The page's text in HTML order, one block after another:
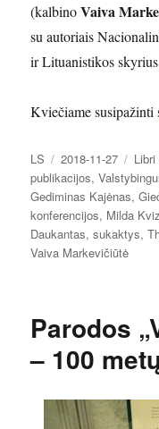
(kalbinoVaiva
su autoriais
ir Lituanistikos
Kviečiame susipažinti
Autorius
LS Paskelbta
2018-11-27
publikacijos,
Gediminas Kajėnas,
konferencijos, Milda
Daukantas,sukaktys,
Vaiva Markevičiūtė
Parodos
– 100